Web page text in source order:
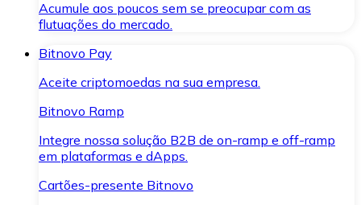
Acumule aos poucos sem se preocupar com as
flutuações do mercado.
Bitnovo Pay
Aceite criptomoedas na sua empresa.
Bitnovo Ramp
Integre nossa solução B2B de on-ramp e off-ramp
em plataformas e dApps.
Cartões-presente Bitnovo